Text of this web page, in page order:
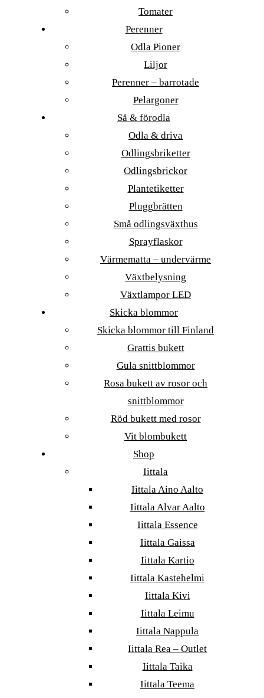
Tomater
Perenner
Odla Pioner
Liljor
Perenner – barrotade
Pelargoner
Så & förodla
Odla & driva
Odlingsbriketter
Odlingsbrickor
Plantetiketter
Pluggbrätten
Små odlingsväxthus
Sprayflaskor
Värmematta – undervärme
Växtbelysning
Växtlampor LED
Skicka blommor
Skicka blommor till Finland
Grattis bukett
Gula snittblommor
Rosa bukett av rosor och
snittblommor
Röd bukett med rosor
Vit blombukett
Shop
Iittala
Iittala Aino Aalto
Iittala Alvar Aalto
Iittala Essence
Iittala Gaissa
Iittala Kartio
Iittala Kastehelmi
Iittala Kivi
Iittala Leimu
Iittala Nappula
Iittala Rea – Outlet
Iittala Taika
Iittala Teema